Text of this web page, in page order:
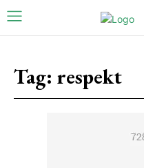
Tag: respekt